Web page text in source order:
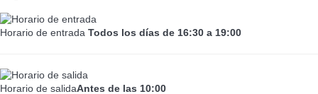
Horario de entrada Todos los días de 16:30 a 19:00
Horario de salidaAntes de las 10:00